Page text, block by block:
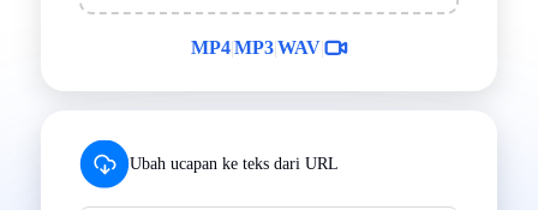
MP4|MP3|WAV|
Ubah ucapan ke teks dari URL